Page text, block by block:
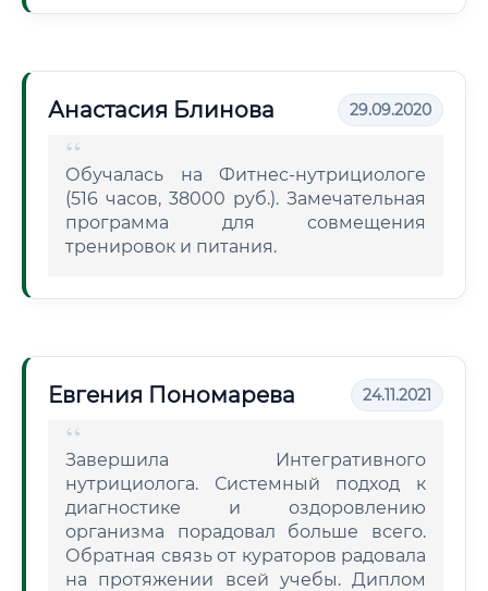
Анастасия Блинова 29.09.2020
Обучалась на Фитнес-нутрициологе
(516 часов, 38000 руб.). Замечательная
программа для совмещения
тренировок и питания.
Евгения Пономарева 24.11.2021
Завершила Интегративного
нутрициолога. Системный подход к
диагностике и оздоровлению
организма порадовал больше всего.
Обратная связь от кураторов радовала
на протяжении всей учебы. Диплом